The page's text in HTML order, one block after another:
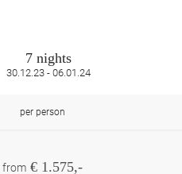
7 nights
30.12.23 - 06.01.24
per person
from € 1.575,-